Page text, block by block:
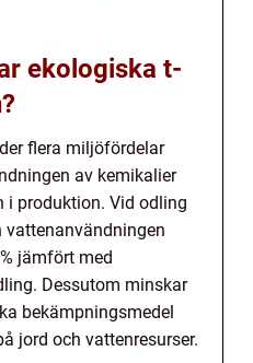
ekologiska t-
flera miljöfördelar
av kemikalier
i produktion. Vid odling
jämfört med
Dessutom minskar
bekämpningsmedel
jord och vattenresurser.